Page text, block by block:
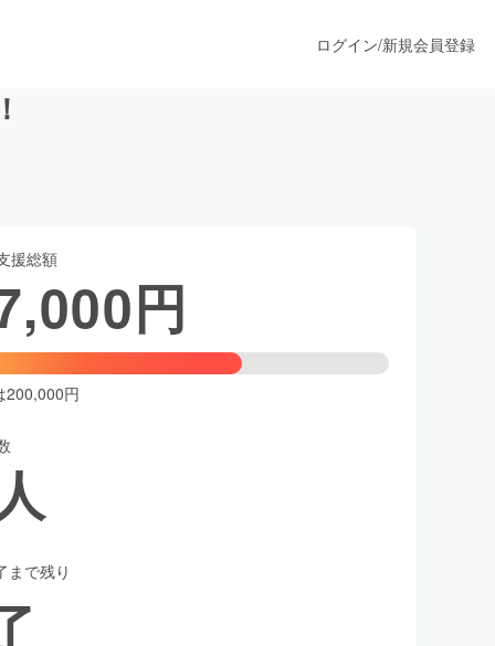
ファッション
ログイン/新規会員登録
援総額
円
200,000円
まで残り